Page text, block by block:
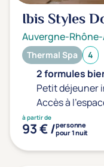
Transports &
Soins sans
Offre séjour +
Ibis Styles
Auvergne-
Thermal Spa 4
2 formules
Petit déjeuner
Accès à
à partir de
93 € /personne
pour 1 nuit